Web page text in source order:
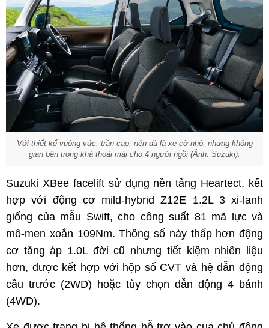
Với thiết kế vuông vức, trần cao, nên dù là xe cỡ nhỏ, nhưng không
gian bên trong khá thoải mái cho 4 người ngồi (Ảnh: Suzuki).
Suzuki XBee facelift sử dụng nền tảng Heartect, kết
hợp với động cơ mild-hybrid Z12E 1.2L 3 xi-lanh
giống của mẫu Swift, cho công suất 81 mã lực và
mô-men xoắn 109Nm. Thông số này thấp hơn động
cơ tăng áp 1.0L đời cũ nhưng tiết kiệm nhiên liệu
hơn, được kết hợp với hộp số CVT và hệ dẫn động
cầu trước (2WD) hoặc tùy chọn dẫn động 4 bánh
(4WD).